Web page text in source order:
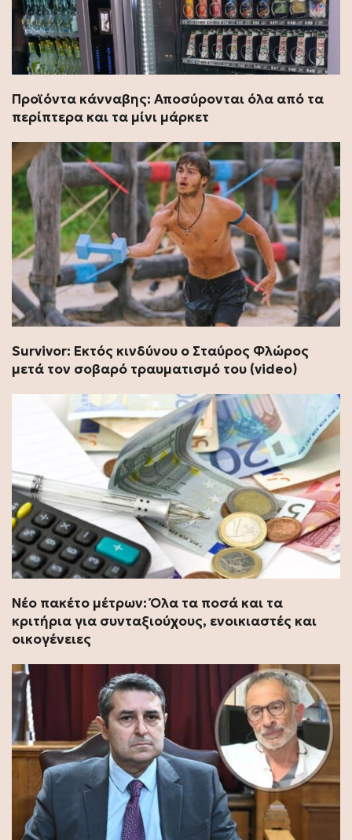
Προϊόντα κάνναβης: Αποσύρονται όλα από τα
περίπτερα και τα μίνι μάρκετ
Survivor: Εκτός κινδύνου ο Σταύρος Φλώρος
μετά τον σοβαρό τραυματισμό του (video)
Νέο πακέτο μέτρων: Όλα τα ποσά και τα
κριτήρια για συνταξιούχους, ενοικιαστές και
οικογένειες